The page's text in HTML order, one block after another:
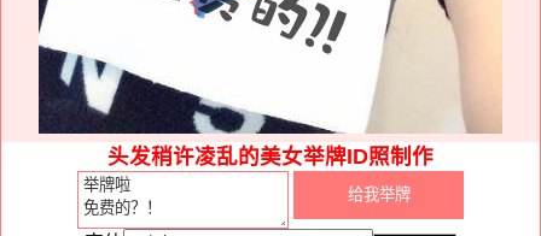
头发稍许凌乱的美女举牌ID照制作